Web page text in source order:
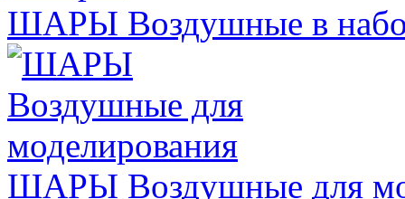
ШАРЫ Воздушные в
ШАРЫ Воздушные для